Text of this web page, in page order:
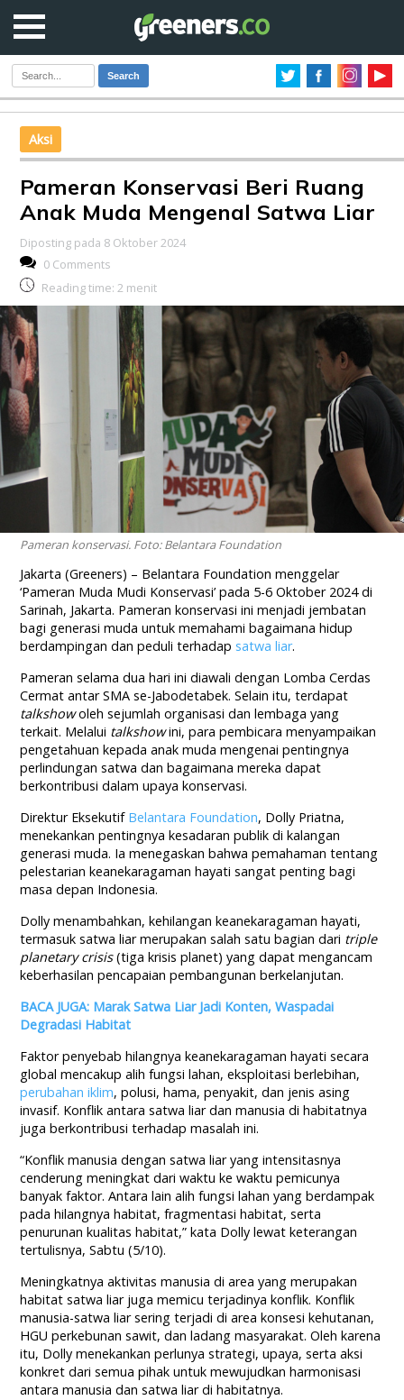
Search
Aksi
Pameran Konservasi Beri Ruang
Anak Muda Mengenal Satwa Liar
Diposting pada 8 Oktober 2024
0 Comments
Reading time: 2 menit
Pameran konservasi. Foto: Belantara Foundation
Jakarta (Greeners) – Belantara Foundation menggelar
‘Pameran Muda Mudi Konservasi’ pada 5-6 Oktober 2024 di
Sarinah, Jakarta. Pameran konservasi ini menjadi jembatan
bagi generasi muda untuk memahami bagaimana hidup
berdampingan dan peduli terhadap satwa liar.
Pameran selama dua hari ini diawali dengan Lomba Cerdas
Cermat antar SMA se-Jabodetabek. Selain itu, terdapat
talkshowoleh sejumlah organisasi dan lembaga yang
terkait. Melalui talkshowini, para pembicara menyampaikan
pengetahuan kepada anak muda mengenai pentingnya
perlindungan satwa dan bagaimana mereka dapat
berkontribusi dalam upaya konservasi.
Direktur Eksekutif Belantara Foundation, Dolly Priatna,
menekankan pentingnya kesadaran publik di kalangan
generasi muda. Ia menegaskan bahwa pemahaman tentang
pelestarian keanekaragaman hayati sangat penting bagi
masa depan Indonesia.
Dolly menambahkan, kehilangan keanekaragaman hayati,
termasuk satwa liar merupakan salah satu bagian dari triple
planetary crisis(tiga krisis planet) yang dapat mengancam
keberhasilan pencapaian pembangunan berkelanjutan.
BACA JUGA: Marak Satwa Liar Jadi Konten, Waspadai
Degradasi Habitat
Faktor penyebab hilangnya keanekaragaman hayati secara
global mencakup alih fungsi lahan, eksploitasi berlebihan,
perubahan iklim, polusi, hama, penyakit, dan jenis asing
invasif. Konflik antara satwa liar dan manusia di habitatnya
juga berkontribusi terhadap masalah ini.
“Konflik manusia dengan satwa liar yang intensitasnya
cenderung meningkat dari waktu ke waktu pemicunya
banyak faktor. Antara lain alih fungsi lahan yang berdampak
pada hilangnya habitat, fragmentasi habitat, serta
penurunan kualitas habitat,” kata Dolly lewat keterangan
tertulisnya, Sabtu (5/10).
Meningkatnya aktivitas manusia di area yang merupakan
habitat satwa liar juga memicu terjadinya konflik. Konflik
manusia-satwa liar sering terjadi di area konsesi kehutanan,
HGU perkebunan sawit, dan ladang masyarakat. Oleh karena
itu, Dolly menekankan perlunya strategi, upaya, serta aksi
konkret dari semua pihak untuk mewujudkan harmonisasi
antara manusia dan satwa liar di habitatnya.